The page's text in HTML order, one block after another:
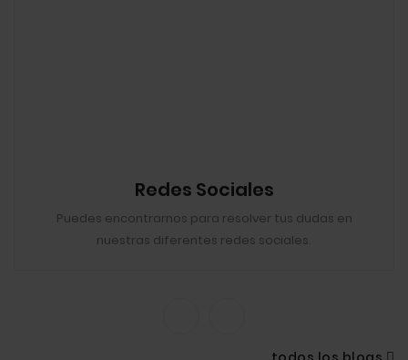
Redes Sociales
Puedes encontrarnos para resolver tus dudas en
nuestras diferentes redes sociales.